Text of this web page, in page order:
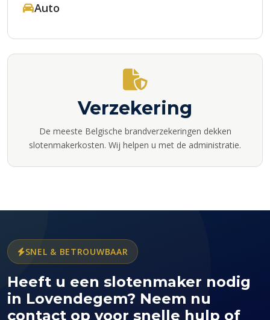
Auto
Verzekering
De meeste Belgische brandverzekeringen dekken
slotenmakerkosten. Wij helpen u met de administratie.
SNEL & BETROUWBAAR
Heeft u een slotenmaker nodig
in Lovendegem? Neem nu
contact op voor snelle hulp of